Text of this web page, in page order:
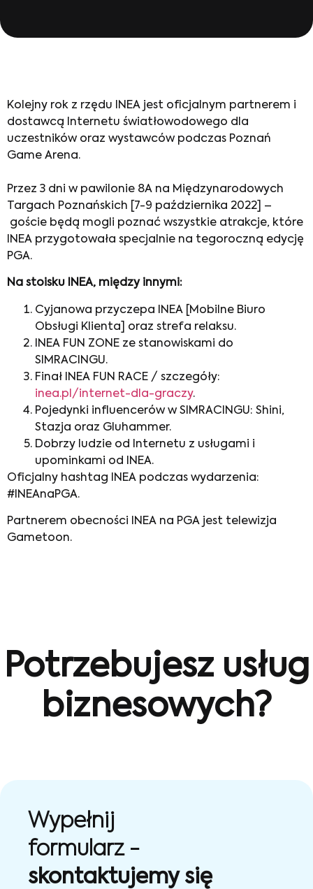
Kolejny rok z rzędu INEA jest oficjalnym partnerem i
dostawcą Internetu światłowodowego dla
uczestników oraz wystawców podczas Poznań
Game Arena.
Przez 3 dni w pawilonie 8A na Międzynarodowych
Targach Poznańskich [7-9 października 2022] –
goście będą mogli poznać wszystkie atrakcje, które
INEA przygotowała specjalnie na tegoroczną edycję
PGA.
Na stoisku INEA, między innymi:
Cyjanowa przyczepa INEA [Mobilne Biuro
Obsługi Klienta] oraz strefa relaksu.
INEA FUN ZONE ze stanowiskami do
SIMRACINGU.
Finał INEA FUN RACE / szczegóły:
inea.pl/internet-dla-graczy.
Pojedynki influencerów w SIMRACINGU: Shini,
Stazja oraz Gluhammer.
Dobrzy ludzie od Internetu z usługami i
upominkami od INEA.
Oficjalny hashtag INEA podczas wydarzenia:
#INEAnaPGA.
Partnerem obecności INEA na PGA jest telewizja
Gametoon.
Potrzebujesz usług
biznesowych?
Wypełnij
formularz -
skontaktujemy się